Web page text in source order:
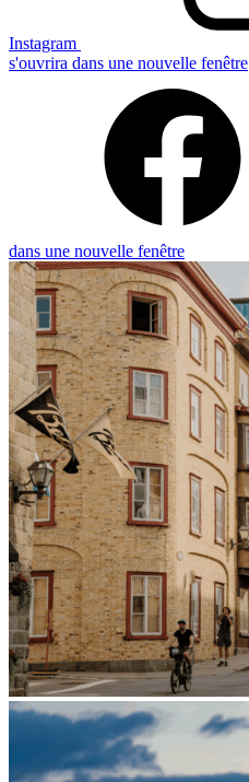
Instagram
s'ouvrira dans une nouvelle fenêtre
dans une nouvelle fenêtre